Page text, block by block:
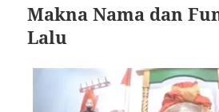
Makna Nama dan
Lalu